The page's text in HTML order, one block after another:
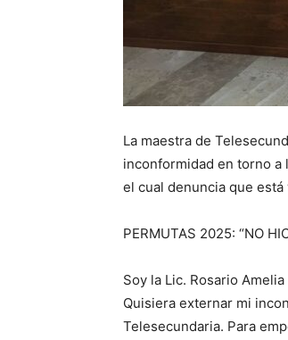
La maestra de
inconformidad en torno a
el cual denuncia que
PERMUTAS 2025: “NO
Soy la Lic. Rosario
Quisiera externar mi
Telesecundaria. Para